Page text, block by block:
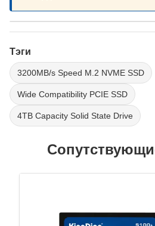
Тэги
3200MB/s Speed M.2 NVME SSD
Wide Compatibility PCIE SSD
4TB Capacity Solid State Drive